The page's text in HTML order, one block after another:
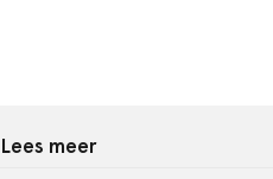
Lees meer